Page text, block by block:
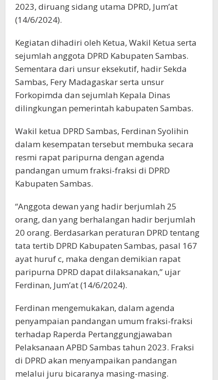
2023, diruang sidang utama DPRD, Jum’at
(14/6/2024).
Kegiatan dihadiri oleh Ketua, Wakil Ketua serta
sejumlah anggota DPRD Kabupaten Sambas.
Sementara dari unsur eksekutif, hadir Sekda
Sambas, Fery Madagaskar serta unsur
Forkopimda dan sejumlah Kepala Dinas
dilingkungan pemerintah kabupaten Sambas.
Wakil ketua DPRD Sambas, Ferdinan Syolihin
dalam kesempatan tersebut membuka secara
resmi rapat paripurna dengan agenda
pandangan umum fraksi-fraksi di DPRD
Kabupaten Sambas.
“Anggota dewan yang hadir berjumlah 25
orang, dan yang berhalangan hadir berjumlah
20 orang. Berdasarkan peraturan DPRD tentang
tata tertib DPRD Kabupaten Sambas, pasal 167
ayat huruf c, maka dengan demikian rapat
paripurna DPRD dapat dilaksanakan,” ujar
Ferdinan, Jum’at (14/6/2024).
Ferdinan mengemukakan, dalam agenda
penyampaian pandangan umum fraksi-fraksi
terhadap Raperda Pertanggungjawaban
Pelaksanaan APBD Sambas tahun 2023. Fraksi
di DPRD akan menyampaikan pandangan
melalui juru bicaranya masing-masing.